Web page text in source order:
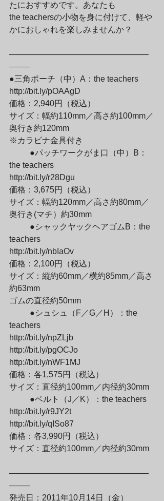
たにおすすめです。あなたも
the teachersの小物を身に付けて、軽や
かにおしゃれを楽しみませんか？
—————————————————
——–
●三角ポーチ（中）A：the teachers
http://bit.ly/pOAAgD
価格：2,940円（税込）
サイズ：幅約110mm／高さ約100mm／
奥行き約120mm
※カラビナ金具付き
the teachers
http://bit.ly/r28Dgu
価格：3,675円（税込）
サイズ：幅約120mm／高さ約80mm／
奥行き(マチ）約30mm
teachers
http://bit.ly/nbIaOv
価格：2,100円（税込）
サイズ：縦約60mm／横約85mm／高さ
約63mm
ゴムの直径約50mm
teachers
http://bit.ly/npZLjb
http://bit.ly/pgOCJo
http://bit.ly/nWF1MJ
価格：各1,575円（税込）
サイズ：直径約100mm／内径約30mm
http://bit.ly/r9JY2t
http://bit.ly/qISo87
価格：各3,990円（税込）
サイズ：直径約100mm／内径約30mm
—————————————————
——–
発売日：2011年10月14日（金）